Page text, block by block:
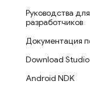
Руководства для
разработчиков
Документация
Download Studio
Android NDK